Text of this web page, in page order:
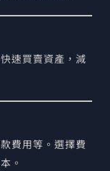
速買賣資產，減
費用等。選擇費
。